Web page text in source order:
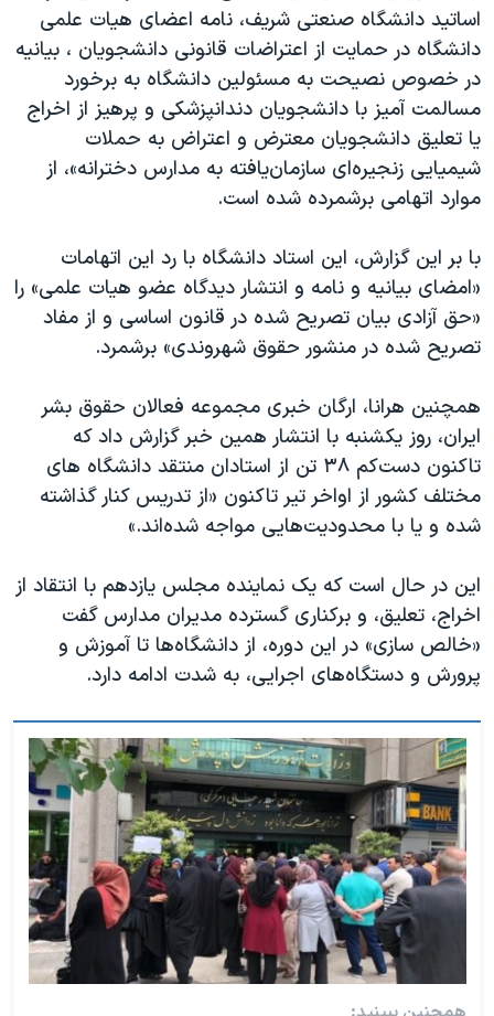
اساتید دانشگاه صنعتی شریف، نامه اعضای هیات علمی
دانشگاه در حمایت از اعتراضات قانونی دانشجویان ، بیانیه
در خصوص نصیحت به مسئولین دانشگاه به برخورد
مسالمت آمیز با دانشجویان دندانپزشکی و پرهیز از اخراج
یا تعلیق دانشجویان معترض و اعتراض به حملات
شیمیایی زنجیره‌ای سازمان‌یافته به مدارس دخترانه»، از
موارد اتهامی برشمرده شده است.
با بر این گزارش، این استاد دانشگاه با رد این اتهامات
«امضای بیانیه و نامه و انتشار دیدگاه عضو هیات علمی» را
«حق آزادی بیان تصریح شده در قانون اساسی و از مفاد
تصریح شده در منشور حقوق شهروندی» برشمرد.
همچنین هرانا، ارگان خبری مجموعه فعالان حقوق بشر
ایران، روز یکشنبه با انتشار همین خبر گزارش داد که
تاکنون دست‌کم ۳۸ تن از استادان منتقد دانشگاه های
مختلف کشور از اواخر تیر تاکنون «از تدریس کنار گذاشته
شده و یا با محدودیت‌هایی مواجه شده‌اند.»
این در حال است که یک نماینده مجلس یازدهم با انتقاد از
اخراج، تعلیق، و برکناری گسترده مدیران مدارس گفت
«خالص سازی» در این دوره، از دانشگاه‌ها تا آموزش و
پرورش و دستگاه‌های اجرایی، به شدت ادامه دارد.